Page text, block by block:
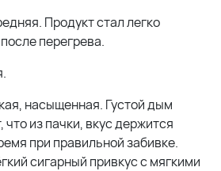
Продукт стал легко
перегрева.
насыщенная. Густой дым
из пачки, вкус держится
при правильной забивке.
сигарный привкус с мягкими